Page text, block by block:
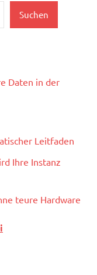
Suchen
Daten in der
Leitfaden
Ihre Instanz
teure Hardware